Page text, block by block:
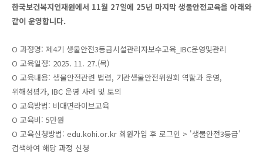
한국보건복지인재원에서 11월 27일에 25년 마지막 생물안전교육을 아래와
같이 운영합니다.
O 과정명: 제4기 생물안전3등급시설관리자보수교육_IBC운영및관리
O 교육일정: 2025. 11. 27.(목)
O 교육내용: 생물안전관련 법령, 기관생물안전위원회 역할과 운영,
위해성평가, IBC 운영 사례 및 토의
O 교육방법: 비대면라이브교육
O 교육비: 5만원
O 교육신청방법: edu.kohi.or.kr 회원가입 후 로그인 > '생물안전3등급'
검색하여 해당 과정 신청